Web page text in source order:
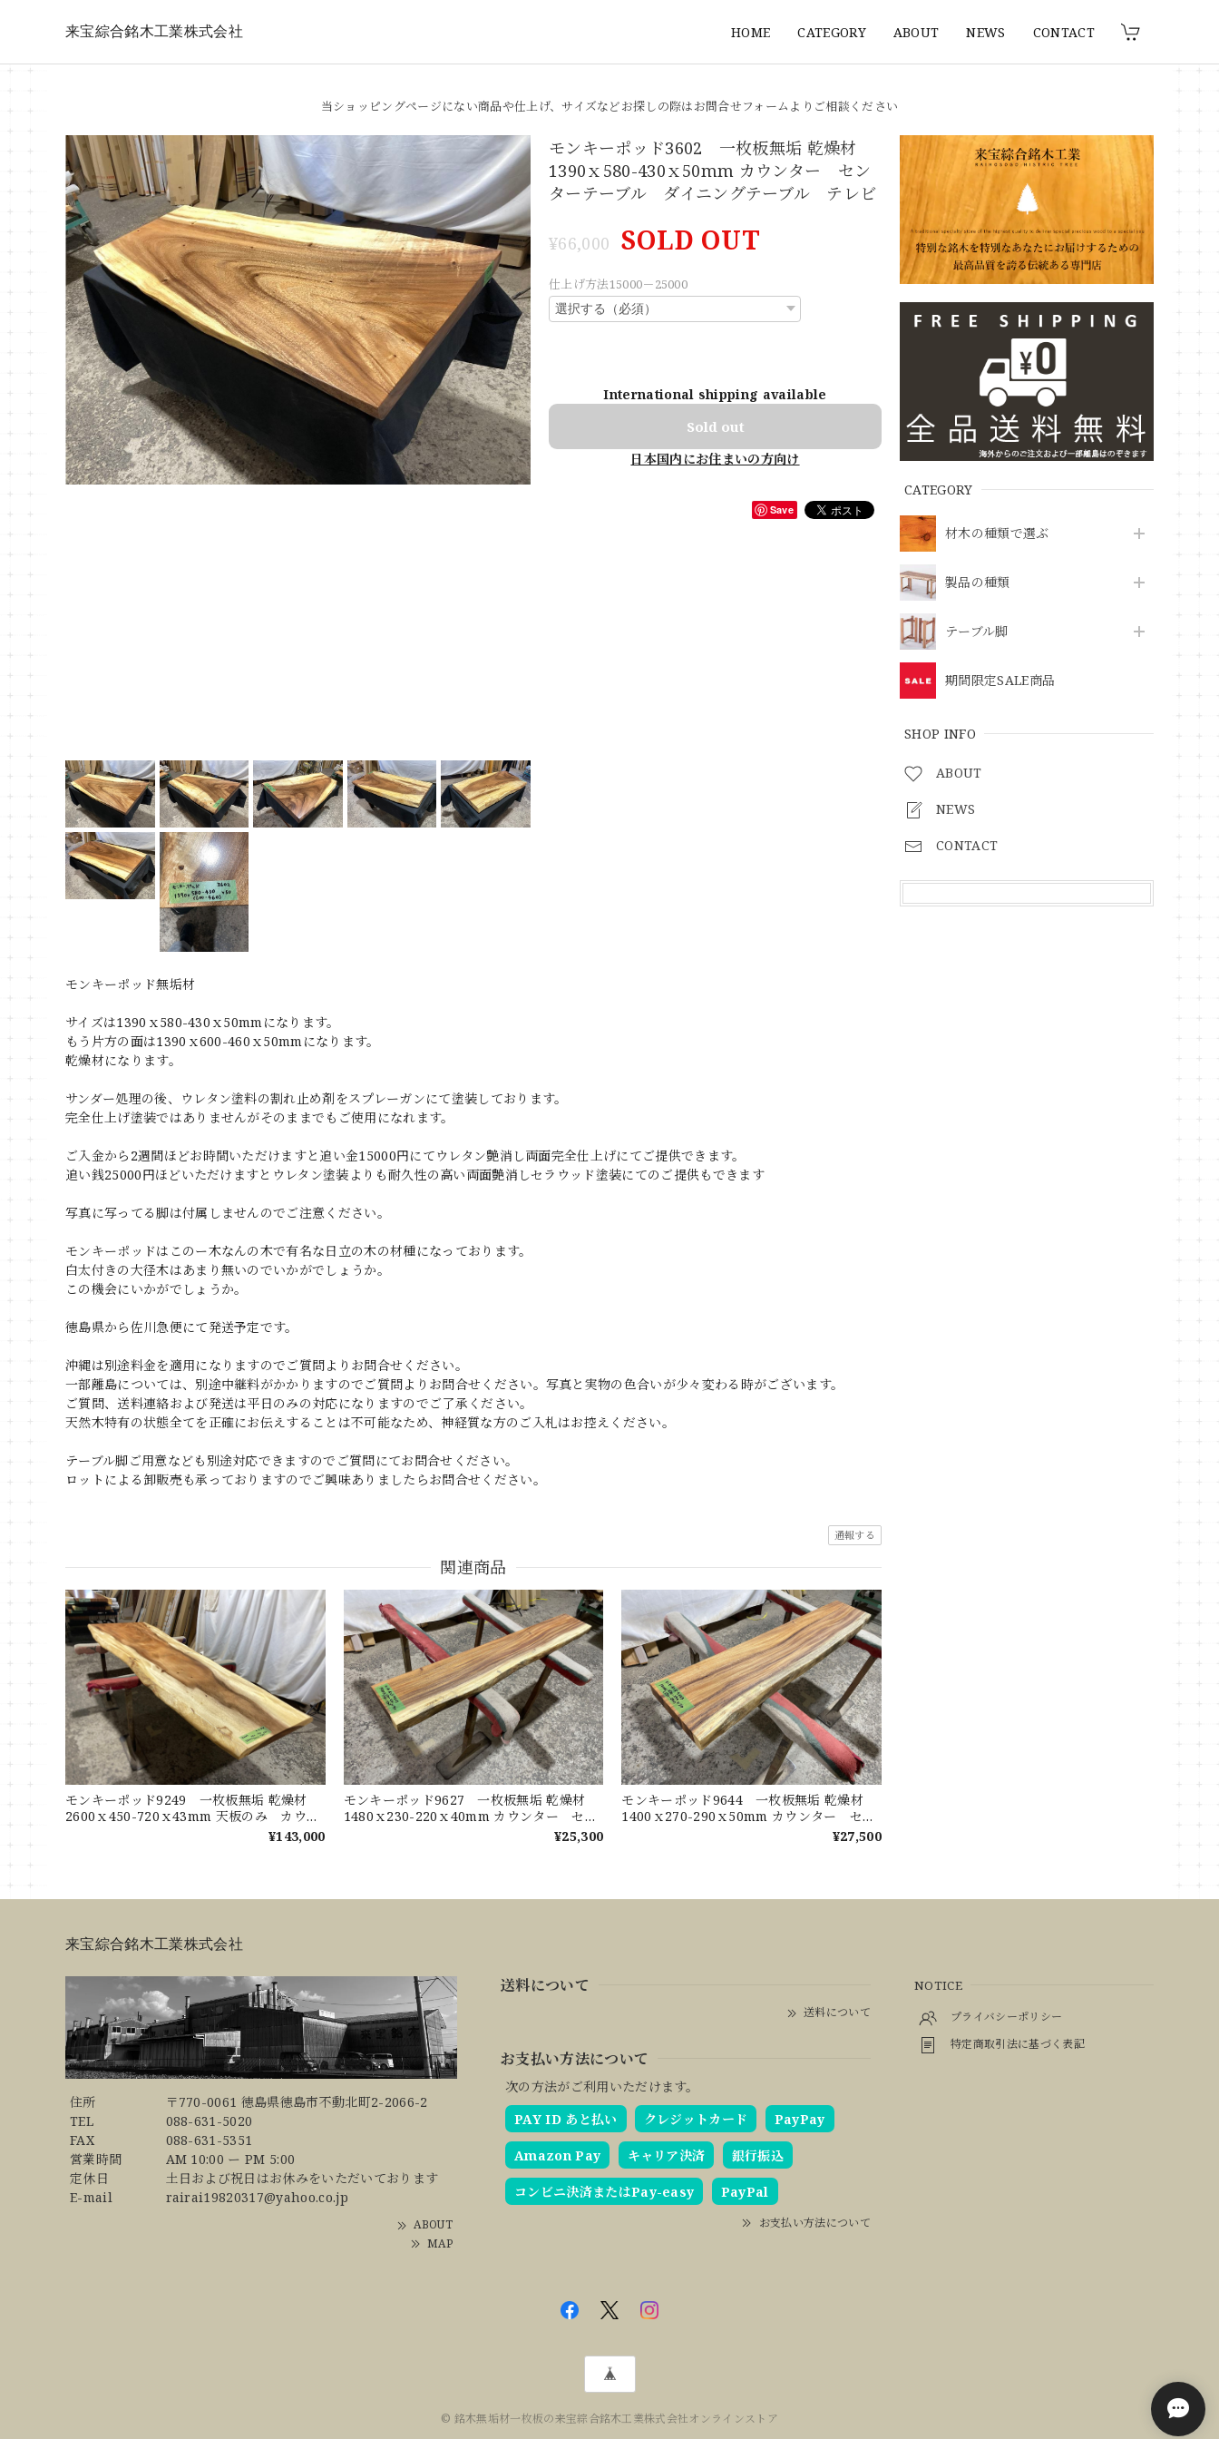
来宝綜合銘木工業株式会社 HOME CATEGORY ABOUT NEWS CONTACT
当ショッピングページにない商品や仕上げ、サイズなどお探しの際はお問合せフォームよりご相談ください
CATEGORY
材木の種類で選ぶ
製品の種類
テーブル脚
期間限定SALE商品
SHOP INFO
ABOUT
NEWS
CONTACT
モンキーポッド3602 一枚板無垢 乾燥材
1390ｘ580-430ｘ50mm カウンター セン
ターテーブル ダイニングテーブル テレビ
¥66,000 SOLD OUT
仕上げ方法15000－25000
International shipping available
Sold out
日本国内にお住まいの方向け
Save
モンキーポッド無垢材
サイズは1390ｘ580-430ｘ50mmになります。
もう片方の面は1390ｘ600-460ｘ50mmになります。
乾燥材になります。
サンダー処理の後、ウレタン塗料の割れ止め剤をスプレーガンにて塗装しております。
完全仕上げ塗装ではありませんがそのままでもご使用になれます。
ご入金から2週間ほどお時間いただけますと追い金15000円にてウレタン艶消し両面完全仕上げにてご提供できます。
追い銭25000円ほどいただけますとウレタン塗装よりも耐久性の高い両面艶消しセラウッド塗装にてのご提供もできます
写真に写ってる脚は付属しませんのでご注意ください。
モンキーポッドはこのー木なんの木で有名な日立の木の材種になっております。
白太付きの大径木はあまり無いのでいかがでしょうか。
この機会にいかがでしょうか。
徳島県から佐川急便にて発送予定です。
沖縄は別途料金を適用になりますのでご質問よりお問合せください。
一部離島については、別途中継料がかかりますのでご質問よりお問合せください。写真と実物の色合いが少々変わる時がございます。
ご質問、送料連絡および発送は平日のみの対応になりますのでご了承ください。
天然木特有の状態全てを正確にお伝えすることは不可能なため、神経質な方のご入札はお控えください。
テーブル脚ご用意なども別途対応できますのでご質問にてお問合せください。
ロットによる卸販売も承っておりますのでご興味ありましたらお問合せください。
通報する
関連商品
モンキーポッド9249 一枚板無垢 乾燥材
2600ｘ450-720ｘ43mm 天板のみ カウン
ター センターテーブル ダイニングテーブ
¥143,000
モンキーポッド9627 一枚板無垢 乾燥材
1480ｘ230-220ｘ40mm カウンター セン
¥25,300
モンキーポッド9644 一枚板無垢 乾燥材
1400ｘ270-290ｘ50mm カウンター セン
¥27,500
来宝綜合銘木工業株式会社
住所
〒770-0061 徳島県徳島市不動北町2-2066-2
TEL
088-631-5020
FAX
088-631-5351
営業時間
AM 10:00 ー PM 5:00
定休日
土日および祝日はお休みをいただいております
E-mail
rairai19820317@yahoo.co.jp
ABOUT
MAP
送料について
送料について
お支払い方法について
次の方法がご利用いただけます。
PAY ID あと払い
クレジットカード PayPay
Amazon Pay キャリア決済 銀行振込
コンビニ決済またはPay-easy PayPal
お支払い方法について
NOTICE
プライバシーポリシー
特定商取引法に基づく表記
© 銘木無垢材一枚板の来宝綜合銘木工業株式会社オンラインストア